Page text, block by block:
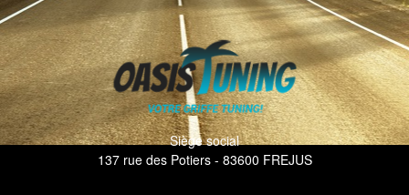
Siège social
137 rue des Potiers - 83600 FREJUS